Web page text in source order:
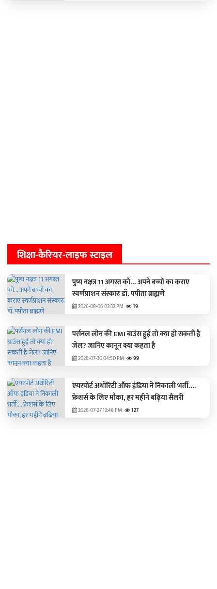
शिक्षा-कैरियर-लाइफ स्टाइल
पुष्य नक्षत्र 11 अगस्त को... अपने बच्चों का कराए
स्वर्णप्राशन संस्कारः डॉ. पपीता ब्राह्मणे
2026-08-06 02:32 PM 19
पर्सनल लोन की EMI बाउंस हुई तो क्या हो सकती है
जेल? जानिए कानून क्या कहता है
2026-07-30 04:50 PM 99
एयरपोर्ट अथॉरिटी ऑफ इंडिया ने निकाली भर्ती....
फ्रेशर्स के लिए मौका, हर महीने बढ़िया सैलरी
2026-07-27 12:48 PM 127